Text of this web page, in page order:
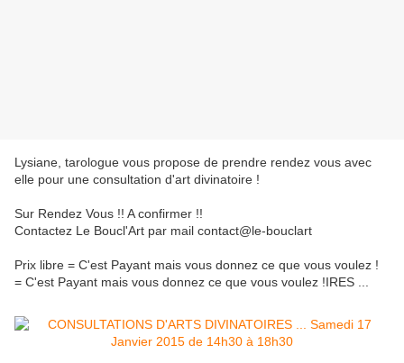
Lysiane, tarologue vous propose de prendre rendez vous avec
elle pour une consultation d'art divinatoire !
Sur Rendez Vous !! A confirmer !!
Contactez Le Boucl'Art par mail contact@le-bouclart
Prix libre = C'est Payant mais vous donnez ce que vous voulez !
= C'est Payant mais vous donnez ce que vous voulez !IRES ...